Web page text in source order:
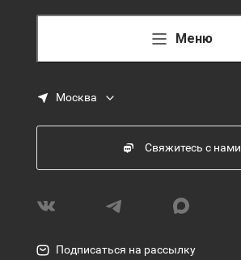
Меню
Москва
Свяжитесь с нами
Подписаться на рассылку